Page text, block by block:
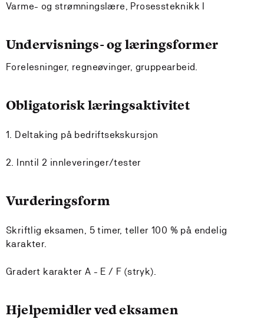
Varme- og strømningslære, Prosessteknikk I
Undervisnings- og læringsformer
Forelesninger, regneøvinger, gruppearbeid.
Obligatorisk læringsaktivitet
1. Deltaking på bedriftsekskursjon
2. Inntil 2 innleveringer/tester
Vurderingsform
Skriftlig eksamen, 5 timer, teller 100 % på endelig
karakter.
Gradert karakter A - E / F (stryk).
Hjelpemidler ved eksamen